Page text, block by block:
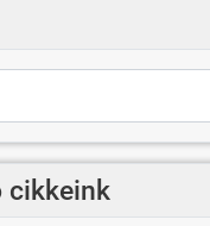
cikkeink